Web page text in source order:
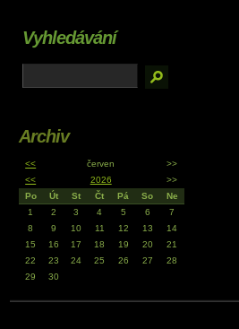
Vyhledávání
Archiv
<< červen
>>
<<
2026
>>
Po
Út St Čt Pá So
Ne
1
2 3 4 5 6
7
8
9 10 11 12 13
14
15
16 17 18 19 20
21
22
23 24 25 26 27
28
29
30